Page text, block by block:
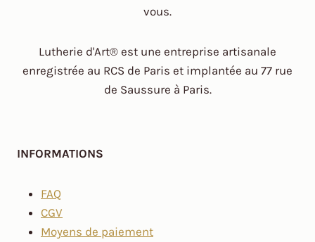
vous.
Lutherie d'Art® est une entreprise artisanale
enregistrée au RCS de Paris et implantée au 77 rue
de Saussure à Paris.
INFORMATIONS
FAQ
CGV
Moyens de paiement